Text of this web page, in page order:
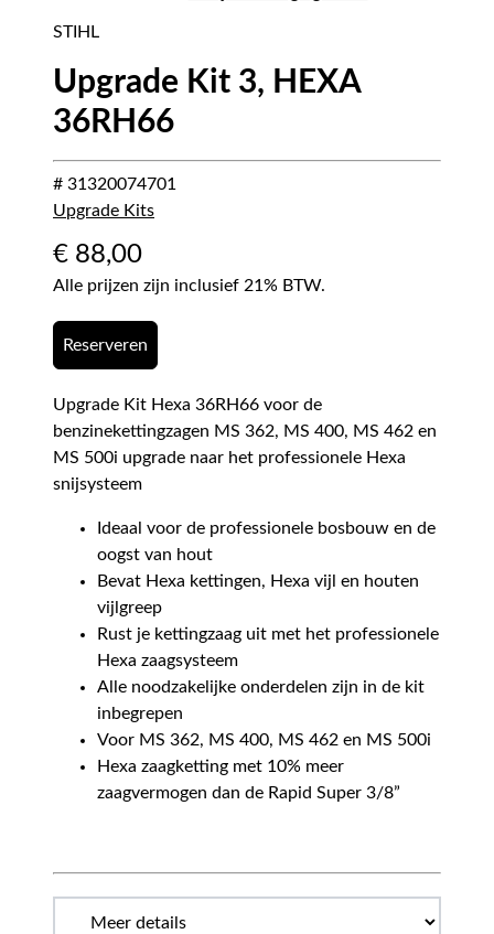
STIHL
Upgrade Kit 3, HEXA
36RH66
# 31320074701
Upgrade Kits
€ 88,00
Alle prijzen zijn inclusief 21% BTW.
Reserveren
Upgrade Kit Hexa 36RH66 voor de
benzinekettingzagen MS 362, MS 400, MS 462 en
MS 500i upgrade naar het professionele Hexa
snijsysteem
Ideaal voor de professionele bosbouw en de
oogst van hout
Bevat Hexa kettingen, Hexa vijl en houten
vijlgreep
Rust je kettingzaag uit met het professionele
Hexa zaagsysteem
Alle noodzakelijke onderdelen zijn in de kit
inbegrepen
Voor MS 362, MS 400, MS 462 en MS 500i
Hexa zaagketting met 10% meer
zaagvermogen dan de Rapid Super 3/8”